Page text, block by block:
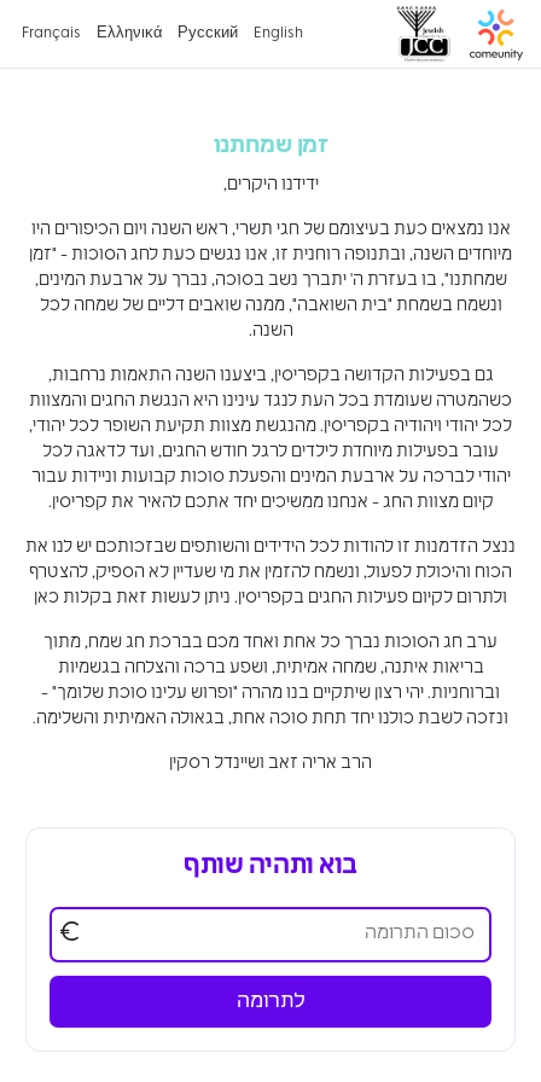
English
Русский
Ελληνικά
Français
זמן שמחתנו
ידידנו היקרים,
אנו נמצאים כעת בעיצומם של חגי תשרי, ראש השנה ויום הכיפורים היו
מיוחדים השנה, ובתנופה רוחנית זו, אנו נגשים כעת לחג הסוכות - "זמן
שמחתנו", בו בעזרת ה' יתברך נשב בסוכה, נברך על ארבעת המינים,
ונשמח בשמחת "בית השואבה", ממנה שואבים דליים של שמחה לכל
השנה.
גם בפעילות הקדושה בקפריסין, ביצענו השנה התאמות נרחבות,
כשהמטרה שעומדת בכל העת לנגד עינינו היא הנגשת החגים והמצוות
לכל יהודי ויהודיה בקפריסין. מהנגשת מצוות תקיעת השופר לכל יהודי,
עובר בפעילות מיוחדת לילדים לרגל חודש החגים, ועד לדאגה לכל
יהודי לברכה על ארבעת המינים והפעלת סוכות קבועות וניידות עבור
קיום מצוות החג - אנחנו ממשיכים יחד אתכם להאיר את קפריסין.
ננצל הזדמנות זו להודות לכל הידידים והשותפים שבזכותכם יש לנו את
הכוח והיכולת לפעול, ונשמח להזמין את מי שעדיין לא הספיק, להצטרף
ולתרום לקיום פעילות החגים בקפריסין. ניתן לעשות זאת בקלות כאן
ערב חג הסוכות נברך כל אחת ואחד מכם בברכת חג שמח, מתוך
בריאות איתנה, שמחה אמיתית, ושפע ברכה והצלחה בגשמיות
וברוחניות. יהי רצון שיתקיים בנו מהרה "ופרוש עלינו סוכת שלומך" -
ונזכה לשבת כולנו יחד תחת סוכה אחת, בגאולה האמיתית והשלימה.
הרב אריה זאב ושיינדל רסקין
בוא ותהיה שותף
€
לתרומה